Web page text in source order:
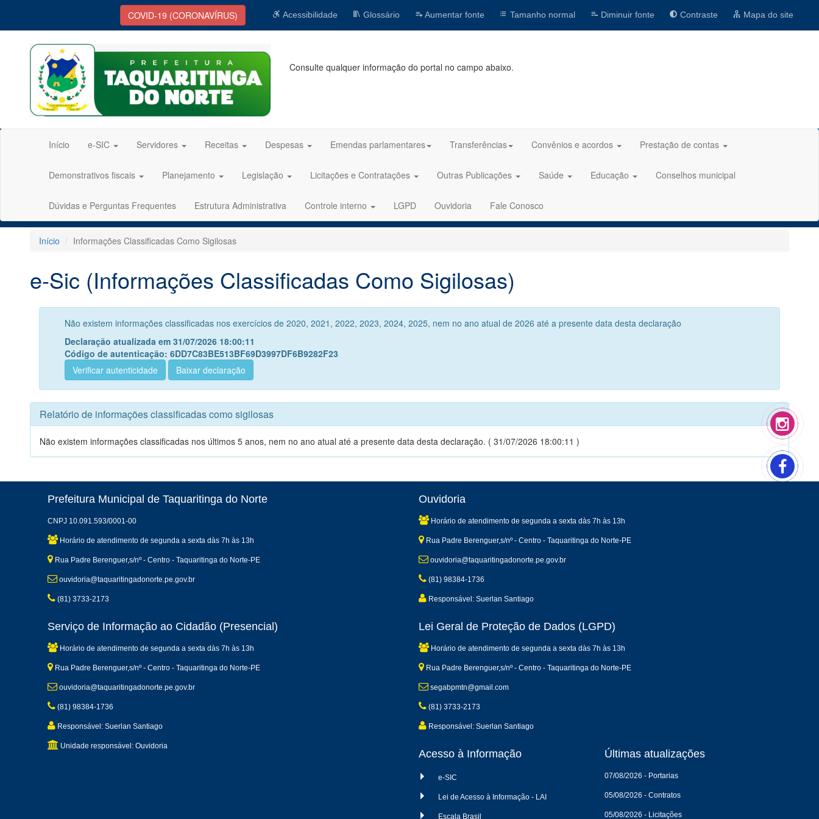
COVID-19 (CORONAVÍRUS) Acessibilidade Glossário Aumentar fonte Tamanho normal Diminuir fonte Contraste Mapa do site
Consulte qualquer informação do portal no campo abaixo.
Início e-SIC Servidores Receitas Despesas Emendas parlamentares Transferências Convênios e acordos Prestação de contas
Demonstrativos fiscais Planejamento Legislação Licitações e Contratações Outras Publicações Saúde Educação Conselhos municipal
Dúvidas e Perguntas Frequentes Estrutura Administrativa Controle interno LGPD Ouvidoria Fale Conosco
Início Informações Classificadas Como Sigilosas
e-Sic (Informações Classificadas Como Sigilosas)
Não existem informações classificadas nos exercícios de 2020, 2021, 2022, 2023, 2024, 2025, nem no ano atual de 2026 até a presente data desta declaração
Declaração atualizada em 31/07/2026 18:00:11
Código de autenticação: 6DD7C83BE513BF69D3997DF6B9282F23
Verificar autenticidade
Baixar declaração
Relatório de informações classificadas como sigilosas
Não existem informações classificadas nos últimos 5 anos, nem no ano atual até a presente data desta declaração. ( 31/07/2026 18:00:11 )
Prefeitura Municipal de Taquaritinga do Norte
CNPJ 10.091.593/0001-00
Horário de atendimento de segunda a sexta dàs 7h às 13h
Rua Padre Berenguer,s/nº - Centro - Taquaritinga do Norte-PE
ouvidoria@taquaritingadonorte.pe.gov.br
(81) 3733-2173
Ouvidoria
Horário de atendimento de segunda a sexta dàs 7h às 13h
Rua Padre Berenguer,s/nº - Centro - Taquaritinga do Norte-PE
ouvidoria@taquaritingadonorte.pe.gov.br
(81) 98384-1736
Responsável: Suerlan Santiago
Serviço de Informação ao Cidadão (Presencial)
Horário de atendimento de segunda a sexta dàs 7h às 13h
Rua Padre Berenguer,s/nº - Centro - Taquaritinga do Norte-PE
ouvidoria@taquaritingadonorte.pe.gov.br
(81) 98384-1736
Responsável: Suerlan Santiago
Unidade responsável: Ouvidoria
Lei Geral de Proteção de Dados (LGPD)
Horário de atendimento de segunda a sexta dàs 7h às 13h
Rua Padre Berenguer,s/nº - Centro - Taquaritinga do Norte-PE
segabpmtn@gmail.com
(81) 3733-2173
Responsável: Suerlan Santiago
Acesso à Informação
e-SIC
Lei de Acesso à Informação - LAI
Escala Brasil
Últimas atualizações
07/08/2026 - Portarias
05/08/2026 - Contratos
05/08/2026 - Licitações